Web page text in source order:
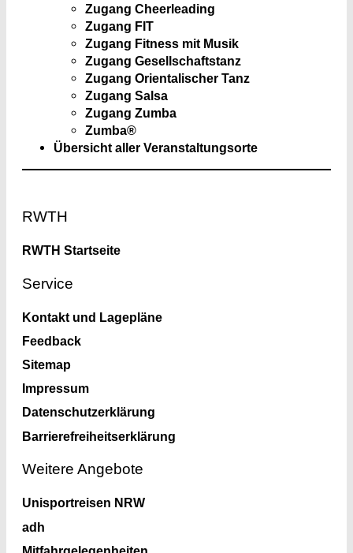
Zugang Cheerleading
Zugang FIT
Zugang Fitness mit Musik
Zugang Gesellschaftstanz
Zugang Orientalischer Tanz
Zugang Salsa
Zugang Zumba
Zumba®
Übersicht aller Veranstaltungsorte
RWTH
RWTH Startseite
Service
Kontakt und Lagepläne
Feedback
Sitemap
Impressum
Datenschutzerklärung
Barrierefreiheitserklärung
Weitere Angebote
Unisportreisen NRW
adh